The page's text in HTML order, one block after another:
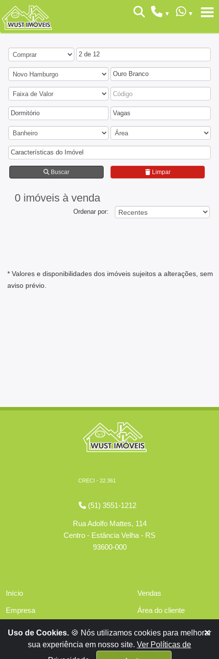
2 de 12
Ouro Branco
Dormitório Vagas
Características do Imóvel
Buscar Limpar
0 imóveis à venda
Ordenar por:
* Valores e disponibilidades dos imóveis sujeitos a alterações, sem
aviso prévio.
CRECI - 22.361
(51) 3551-1212
Rua Adolfo Mattes, 114
Centro - Estância Velha - RS
93600-000
Início
Empresa
Financiamentos
Vendas
Área do cliente
Contato
Uso de Cookies. 🍪 Nós utilizamos cookies para melhorar
sua experiência em nosso site. Ver Políticas de